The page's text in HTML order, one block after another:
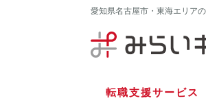
愛知県名古屋市・東海エリア
転職支援サービス